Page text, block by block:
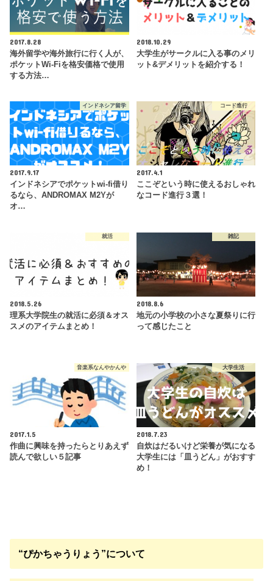
2017.8.28
海外留学や海外旅行に行く人が、
ポケットWi-Fiを格安価格で使用
する方法…
2018.10.29
大学生がサークルに入る事のメリ
ット&デメリットを紹介する！
インドネシア留学
2017.9.17
インドネシアでポケットwi-fi借り
るなら、ANDROMAX M2Yが
オ…
コード進行
2017.4.1
ここぞという時に使えるおしゃれ
なコード進行３選！
就活
2018.5.26
理系大学院生の就活に必須＆オス
スメのアイテムまとめ！
雑記
2018.8.6
地元の小学校の小さな夏祭りに行
って感じたこと
音楽系なんやかんや
2017.1.5
作曲に興味を持ったらとりあえず
読んで欲しい５記事
大学生活
2018.7.23
自炊はだるいけど栄養が気になる
大学生には「皿うどん」がおすす
め！
“ぴかちゃうりょう”について